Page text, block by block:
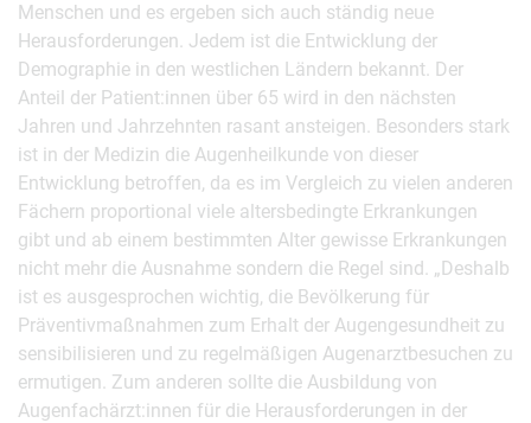
Menschen und es ergeben sich auch ständig neue
Herausforderungen. Jedem ist die Entwicklung der
Demographie in den westlichen Ländern bekannt. Der
Anteil der Patient:innen über 65 wird in den nächsten
Jahren und Jahrzehnten rasant ansteigen. Besonders stark
ist in der Medizin die Augenheilkunde von dieser
Entwicklung betroffen, da es im Vergleich zu vielen anderen
Fächern proportional viele altersbedingte Erkrankungen
gibt und ab einem bestimmten Alter gewisse Erkrankungen
nicht mehr die Ausnahme sondern die Regel sind. „Deshalb
ist es ausgesprochen wichtig, die Bevölkerung für
Präventivmaßnahmen zum Erhalt der Augengesundheit zu
sensibilisieren und zu regelmäßigen Augenarztbesuchen zu
ermutigen. Zum anderen sollte die Ausbildung von
Augenfachärzt:innen für die Herausforderungen in der